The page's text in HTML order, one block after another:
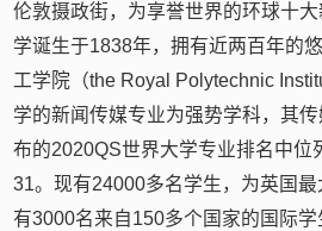
伦敦摄政街，为享誉世界的环球十
学诞生于1838年，拥有近两百年的
工学院（the Royal Polytechnic
学的新闻传媒专业为强势学科，其
布的2020QS世界大学专业排名中位
31。现有24000多名学生，为英国
有3000名来自150多个国家的国际学